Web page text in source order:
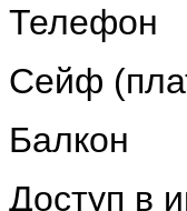
Телефон
Сейф
Балкон
Доступ в